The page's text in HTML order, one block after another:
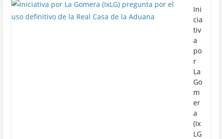
Ini
cia
tiv
a
po
r
La
Go
m
er
a
(Ix
LG